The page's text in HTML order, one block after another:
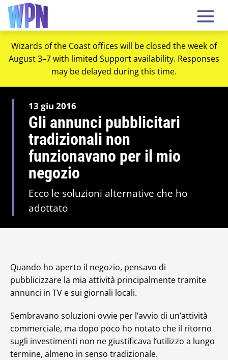
Wizards of the Coast offices will be closed the week of
August 3–7 with limited Support availability. Responses
may be delayed during this time.
13 giu 2016
Gli annunci pubblicitari
tradizionali non
funzionavano per il mio
negozio
Ecco le soluzioni alternative che ho
adottato
Quando ho aperto il negozio, pensavo di
pubblicizzare la mia attività principalmente tramite
annunci in TV e sui giornali locali.
Sembravano soluzioni ovvie per l’avvio di un’attività
commerciale, ma dopo poco ho notato che il ritorno
sugli investimenti non ne giustificava l’utilizzo a lungo
termine, almeno in senso tradizionale.